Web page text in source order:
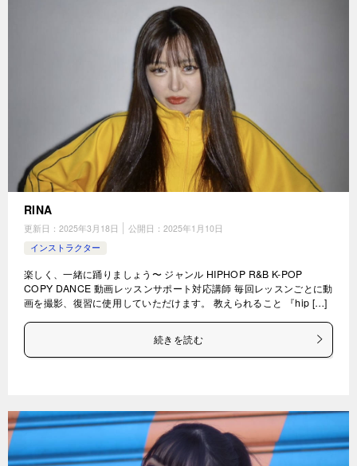
RINA
更新日： 2025年3月18日 公開日： 2025年1月10日
インストラクター
楽しく、一緒に踊りましょう〜 ジャンル HIPHOP R&B K-POP
COPY DANCE 動画レッスンサポート対応講師 毎回レッスンごとに動
画を撮影、復習に使用していただけます。 教えられること 『hip […]
続きを読む